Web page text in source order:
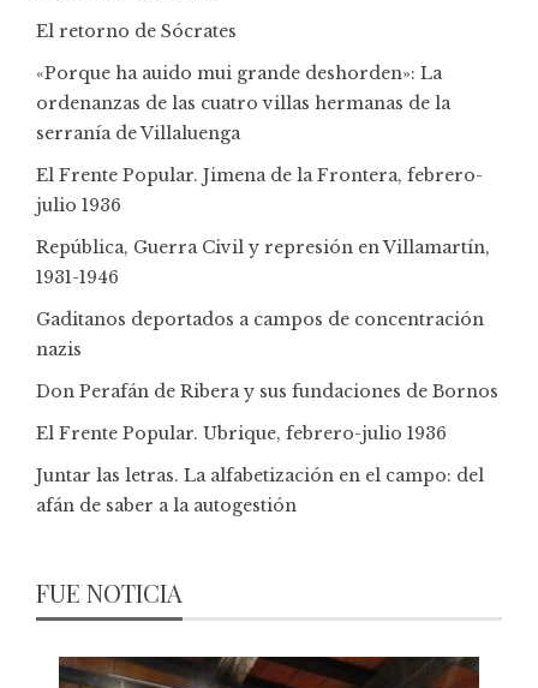
El retorno de Sócrates
«Porque ha auido mui grande deshorden»: La
ordenanzas de las cuatro villas hermanas de la
serranía de Villaluenga
El Frente Popular. Jimena de la Frontera, febrero-
julio 1936
República, Guerra Civil y represión en Villamartín,
1931-1946
Gaditanos deportados a campos de concentración
nazis
Don Perafán de Ribera y sus fundaciones de Bornos
El Frente Popular. Ubrique, febrero-julio 1936
Juntar las letras. La alfabetización en el campo: del
afán de saber a la autogestión
FUE NOTICIA